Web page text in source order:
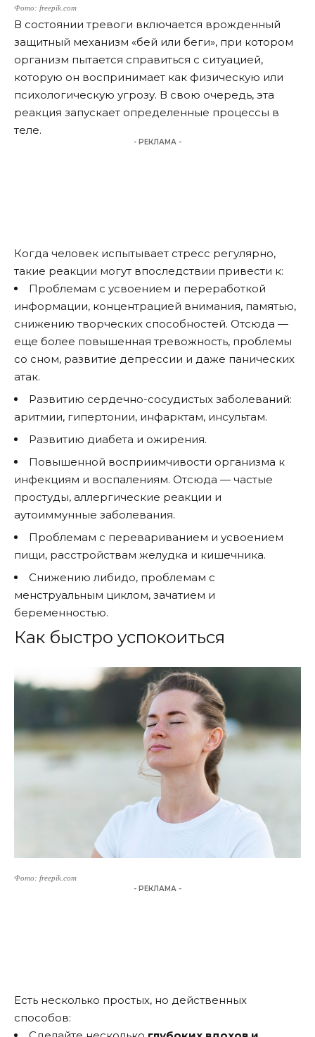
Фото: freepik.com
В состоянии тревоги включается врожденный
защитный механизм «бей или беги», при котором
организм пытается справиться с ситуацией,
которую он воспринимает как физическую или
психологическую угрозу. В свою очередь, эта
реакция запускает определенные процессы в
теле.
- РЕКЛАМА -
Когда человек испытывает стресс регулярно,
такие реакции могут впоследствии привести к:
Проблемам с усвоением и переработкой
информации, концентрацией внимания, памятью,
снижению творческих способностей. Отсюда —
еще более повышенная тревожность, проблемы
со сном, развитие депрессии и даже панических
атак.
Развитию сердечно-сосудистых заболеваний:
аритмии, гипертонии, инфарктам, инсультам.
Развитию диабета и ожирения.
Повышенной восприимчивости организма к
инфекциям и воспалениям. Отсюда — частые
простуды, аллергические реакции и
аутоиммунные заболевания.
Проблемам с перевариванием и усвоением
пищи, расстройствам желудка и кишечника.
Снижению либидо, проблемам с
менструальным циклом, зачатием и
беременностью.
Как быстро успокоиться
Фото: freepik.com
- РЕКЛАМА -
Есть несколько простых, но действенных
способов: